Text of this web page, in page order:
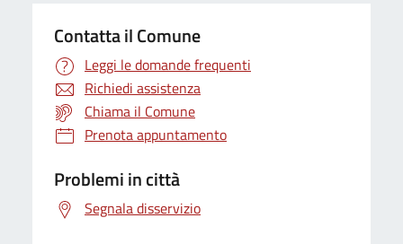
Contatta il Comune
Leggi le domande frequenti
Richiedi assistenza
Chiama il Comune
Prenota appuntamento
Problemi in città
Segnala disservizio